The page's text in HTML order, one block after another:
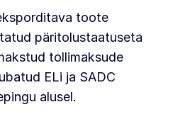
toote
päritolustaatuseta
tollimaksude
ELi ja SADC
alusel.